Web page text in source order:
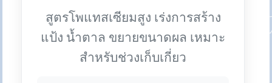
สูตรโพแทสเซียมสูง เร่งการสร้าง
แป้ง น้ำตาล ขยายขนาดผล เหมาะ
สำหรับช่วงเก็บเกี่ยว